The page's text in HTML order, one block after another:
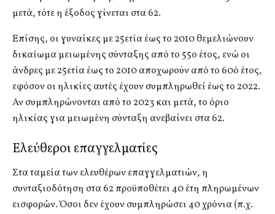
μετά, τότε η έξοδος γίνεται στα 62.
Επίσης, οι γυναίκες με 25ετία έως το 2010 θεμελιώνουν
δικαίωμα μειωμένης σύνταξης από το 55ο έτος, ενώ οι
άνδρες με 25ετία έως το 2010 αποχωρούν από το 60ό έτος,
εφόσον οι ηλικίες αυτές έχουν συμπληρωθεί έως το 2022.
Αν συμπληρώνονται από το 2023 και μετά, το όριο
ηλικίας για μειωμένη σύνταξη ανεβαίνει στα 62.
Ελεύθεροι επαγγελματίες
Στα ταμεία των ελευθέρων επαγγελματιών, η
συνταξιοδότηση στα 62 προϋποθέτει 40 έτη πληρωμένων
εισφορών. Όσοι δεν έχουν συμπληρώσει 40 χρόνια (π.χ.